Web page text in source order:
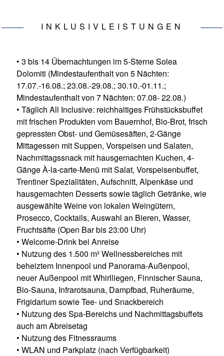
INKLUSIVLEISTUNGEN
• 3 bis 14 Übernachtungen im 5-Sterne Solea
Dolomiti (Mindestaufenthalt von 5 Nächten:
17.07.-16.08.; 23.08.-29.08.; 30.10.-01.11.;
Mindestaufenthalt von 7 Nächten: 07.08- 22.08.)
• Täglich All Inclusive: reichhaltiges Frühstücksbuffet
mit frischen Produkten vom Bauernhof, Bio-Brot, frisch
gepressten Obst- und Gemüsesäften, 2-Gänge
Mittagessen mit Suppen, Vorspeisen und Salaten,
Nachmittagssnack mit hausgemachten Kuchen, 4-
Gänge À-la-carte-Menü mit Salat, Vorspeisenbuffet,
Trentiner Spezialitäten, Aufschnitt, Alpenkäse und
hausgemachten Desserts sowie täglich Getränke, wie
ausgewählte Weine von lokalen Weingütern,
Prosecco, Cocktails, Auswahl an Bieren, Wasser,
Fruchtsäfte (Open Bar bis 23:00 Uhr)
• Welcome-Drink bei Anreise
• Nutzung des 1.500 m² Wellnessbereiches mit
beheiztem Innenpool und Panorama-Außenpool,
neuer Außenpool mit Whirlliegen, Finnischer Sauna,
Bio-Sauna, Infrarotsauna, Dampfbad, Ruheräume,
Frigidarium sowie Tee- und Snackbereich
• Nutzung des Spa-Bereichs und Nachmittagsbuffets
auch am Abreisetag
• Nutzung des Fitnessraums
• WLAN und Parkplatz (nach Verfügbarkeit)